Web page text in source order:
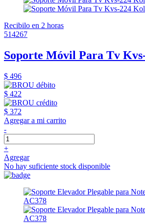
Recibilo en 2 horas
514267
Soporte Móvil Para Tv
$ 496
$ 422
$ 372
Agregar a mi carrito
-
+
Agregar
No hay suficiente stock disponible